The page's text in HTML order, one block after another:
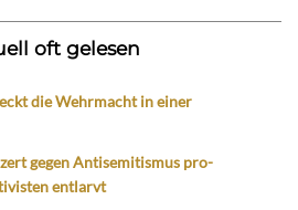
oft gelesen
die Wehrmacht in einer
gegen Antisemitismus pro-
entlarvt